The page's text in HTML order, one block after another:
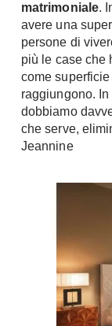
Divani
Divani
Chaise
Divani in
Tavoli
matrimoniale.
avere una
persone di
più le case che
come
raggiungono.
dobbiamo
che serve,
Jeannine